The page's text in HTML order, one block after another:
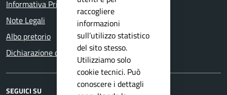
Informativa Privacy
Note Legali
Albo pretorio
Dichiarazione di accessibilità
SEGUICI SU
raccogliere
informazioni
sull’utilizzo statistico
del sito stesso.
Utilizziamo solo
cookie tecnici. Può
conoscere i dettagli